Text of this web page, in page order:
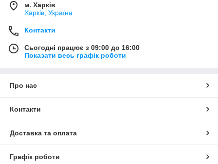
м. Харків
Харків, Україна
Контакти
Сьогодні працює з 09:00 до 16:00
Показати весь графік роботи
Про нас
Контакти
Доставка та оплата
Графік роботи